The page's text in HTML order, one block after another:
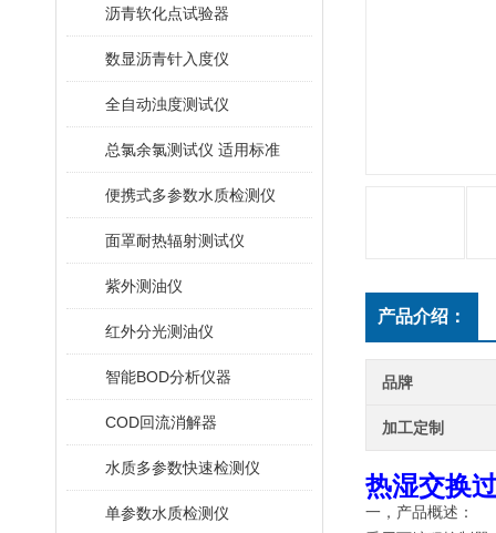
沥青软化点试验器
数显沥青针入度仪
全自动浊度测试仪
总氯余氯测试仪 适用标准
便携式多参数水质检测仪
面罩耐热辐射测试仪
紫外测油仪
红外分光测油仪
智能BOD分析仪器
COD回流消解器
水质多参数快速检测仪
单参数水质检测仪
产品介绍：
品牌
加工定制
热湿交换
一， 产品概述：